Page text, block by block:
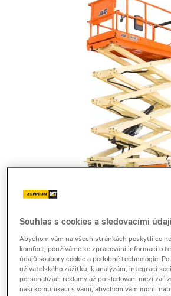
Cena za pronájem
1 - 22 dnů
1 140 Kč bez DPH
1 379 Kč s DPH
Souhlas s cookies a sledovacími údaji
Abychom vám na všech stránkách poskytli co
komfort, používáme ke zpracování informací o
údajů soubory cookie a podobné technologie.
uživatelského zážitku, k analýzám, integraci
personalizaci reklamy až po sledování mezi
naši komunikaci s vámi, abychom vám mohli